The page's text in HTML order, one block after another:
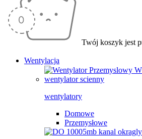
Twój koszyk jest
Wentylacja
wentylatory
Domowe
Przemysłowe